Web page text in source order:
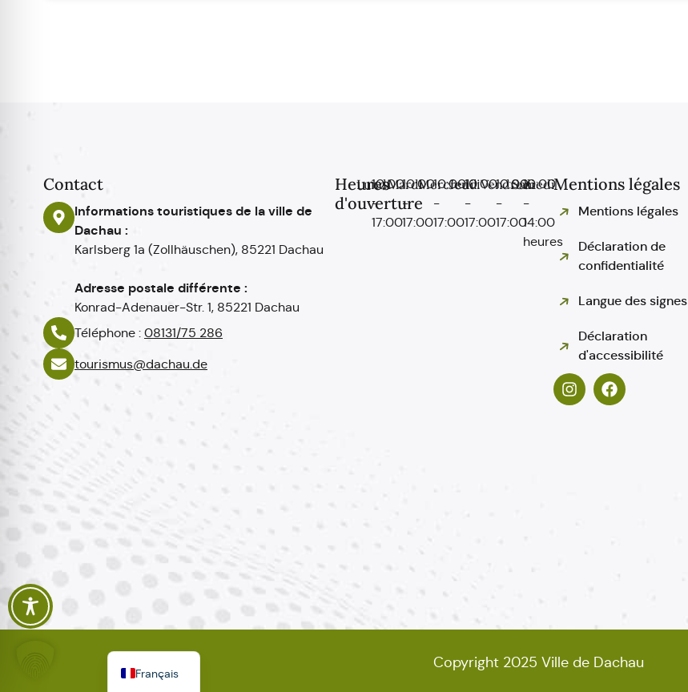
Contact
Informations touristiques de la ville de
Dachau :
Karlsberg 1a (Zollhäuschen), 85221 Dachau
Adresse postale différente :
Konrad-Adenauer-Str. 1, 85221 Dachau
Téléphone : 08131/75 286
tourismus@dachau.de
Heures
d'ouverture
Lundi
10:00
-
17:00
Mardi
10:00
-
17:00
Mercredi
10:00
-
17:00
Jeudi10:00
-
17:00
Vendredi
10:00
-
17:00
Samedi
10:00
-
14:00
heures
Mentions légales
Mentions légales
Déclaration de
confidentialité
Langue des signes
Déclaration
d'accessibilité
Copyright 2025 Ville de Dachau
Français